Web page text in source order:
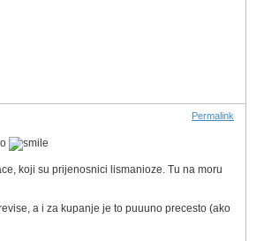
Permalink
koji su prijenosnici lismanioze. Tu na moru
a i za kupanje je to puuuno precesto (ako